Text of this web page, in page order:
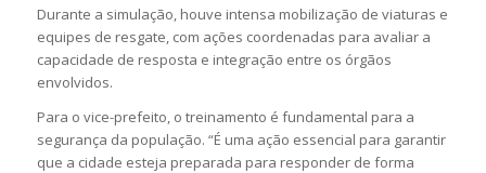
Durante a simulação, houve intensa mobilização de viaturas e
equipes de resgate, com ações coordenadas para avaliar a
capacidade de resposta e integração entre os órgãos
envolvidos.
Para o vice-prefeito, o treinamento é fundamental para a
segurança da população. “É uma ação essencial para garantir
que a cidade esteja preparada para responder de forma